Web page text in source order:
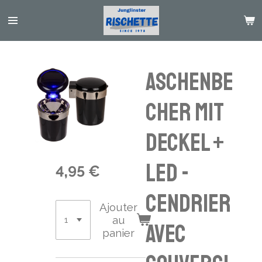
au
Aschenbe
cher mit
Deckel +
LED -
cendrier
avec
4,95 €
Ajouter
au
panier